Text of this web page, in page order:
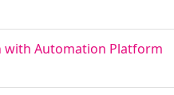
with Automation Platform